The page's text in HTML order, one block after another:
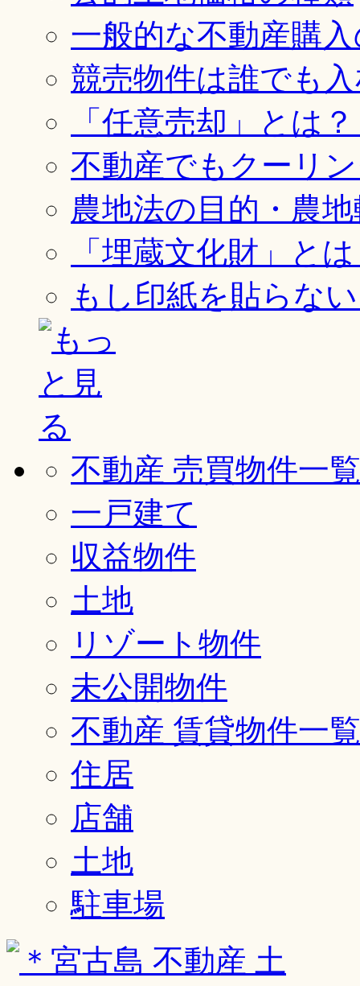
一般的な不動産購
競売物件は誰でも
「任意売却」とは
不動産でもクーリ
農地法の目的・農
「埋蔵文化財」と
もし印紙を貼らな
不動産 売買物件一覧
一戸建て
収益物件
土地
リゾート物件
未公開物件
不動産 賃貸物件一覧
住居
店舗
土地
駐車場